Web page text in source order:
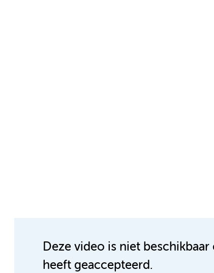
Deze video is niet
heeft geaccepteerd.